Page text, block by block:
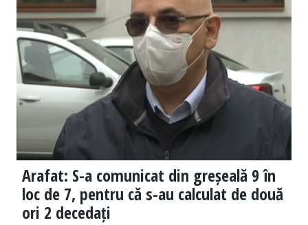
Arafat: S-a comunicat din greșeală 9 în
loc de 7, pentru că s-au calculat de două
ori 2 decedați